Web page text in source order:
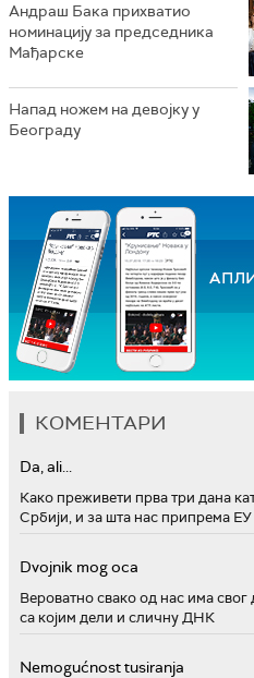
Андраш Бака прихватио
номинацију за председника
Мађарске
Напад ножем на девојку у
Београду
КОМЕНТАРИ
Da, ali...
Како преживети прва три дана
Србији, и за шта нас припрема ЕУ
Dvojnik mog oca
Вероватно свако од нас има свог
са којим дели и сличну ДНК
Nemogućnost tusiranja